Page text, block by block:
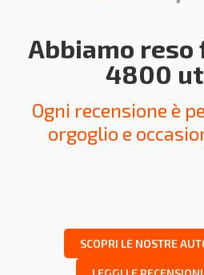
Abbiamo
4800
Ogni recensione è
orgoglio e
SCOPRI LE NOSTRE